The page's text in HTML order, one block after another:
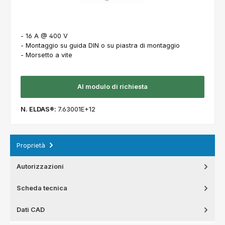
- 16 A @ 400 V
- Montaggio su guida DIN o su piastra di montaggio
- Morsetto a vite
Al modulo di richiesta
N. ELDAS®: 7.63001E+12
Proprietà
Autorizzazioni
Scheda tecnica
Dati CAD